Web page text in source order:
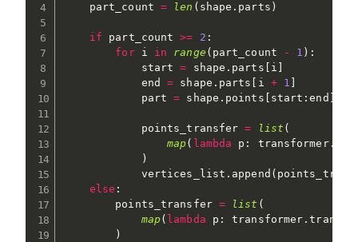
    part_count
= len ( shape . parts )
if part_count >= 2 :
for i in range ( part_count - 1 ) :
            start
= shape . parts i
            end
= shape . parts i + 1
            part
= shape . points start :end
            points_transfer
= list (
map ( lambda p : transformer.
)
            vertices_list
. append (
else :
        points_transfer
= list (
map ( lambda p : transformer .
)